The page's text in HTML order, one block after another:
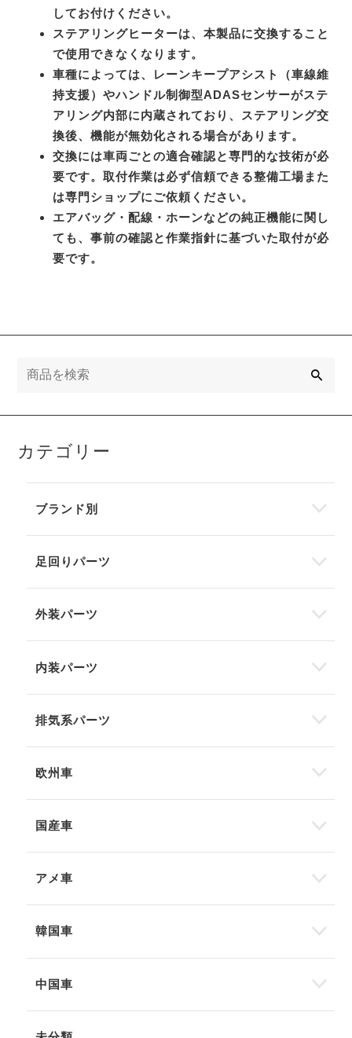
してお付けください。
ステアリングヒーターは、本製品に交換すること
で使用できなくなります。
車種によっては、レーンキープアシスト（車線維
持支援）やハンドル制御型ADASセンサーがステ
アリング内部に内蔵されており、ステアリング交
換後、機能が無効化される場合があります。
交換には車両ごとの適合確認と専門的な技術が必
要です。取付作業は必ず信頼できる整備工場また
は専門ショップにご依頼ください。
エアバッグ・配線・ホーンなどの純正機能に関し
ても、事前の確認と作業指針に基づいた取付が必
要です。
カテゴリー
ブランド別
足回りパーツ
外装パーツ
内装パーツ
排気系パーツ
欧州車
国産車
アメ車
韓国車
中国車